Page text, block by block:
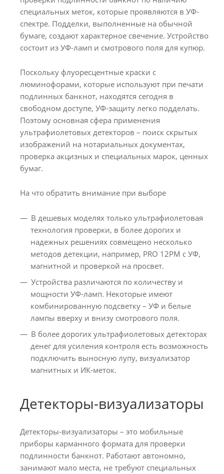
специальных меток, которые проявляются в УФ-
спектре. Подделки, выполненные на обычной
бумаге, создают характерное свечение. Устройство
состоит из УФ-ламп и смотрового поля для купюр.
Поскольку флуоресцентные краски с
люминофорами, которые используют при печати
подлинных банкнот, находятся сегодня в
свободном доступе, УФ-защиту легко подделать.
Поэтому основная сфера применения
ультрафиолетовых детекторов – поиск скрытых
изображений на нотариальных документах,
проверка акцизных и специальных марок, ценных
бумаг.
На что обратить внимание при выборе
В дешевых моделях только ультрафиолетовая
технология проверки, в более дорогих и
надежных решениях совмещено несколько
методов детекции, например, PRO 12PM с УФ,
магнитной и проверкой на просвет.
Устройства различаются по количеству и
мощности УФ-ламп. Некоторые имеют
комбинированную подсветку – УФ и белые
лампы вверху и внизу смотрового поля.
В более дорогих ультрафиолетовых детекторах
денег для усиления контроля есть возможность
подключить выносную лупу, визуализатор
магнитных и ИК-меток.
Детекторы-визуализаторы
Детекторы-визуализаторы – это мобильные
приборы карманного формата для проверки
подлинности банкнот. Работают автономно,
занимают мало места, не требуют специальных